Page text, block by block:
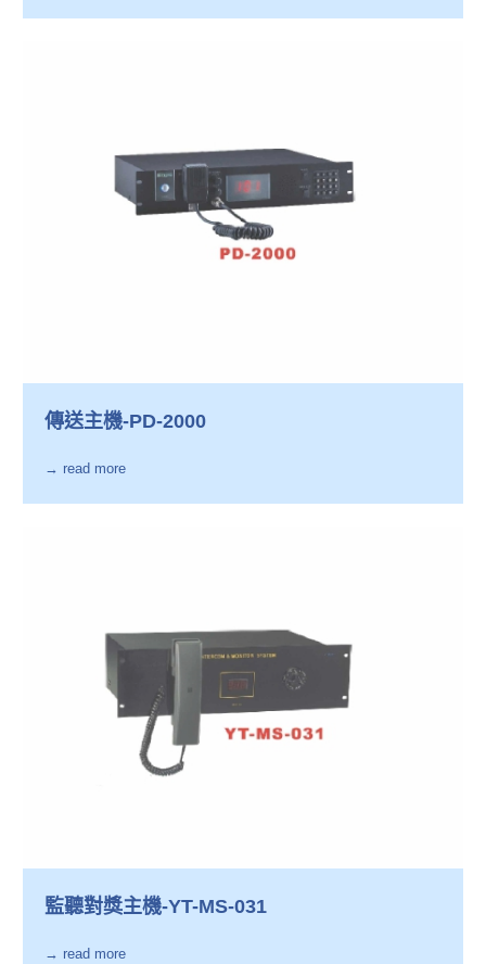
傳送主機-PD-2000
→ read more
監聽對獎主機-YT-MS-031
→ read more